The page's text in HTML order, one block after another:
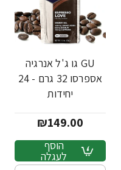
GU גו ג'ל אנרגיה
אספרסו 32 גרם - 24
יחידות
₪149.00
הוסף
לעגלה